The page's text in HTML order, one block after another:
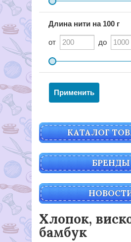
Длина нити на 100 г
от до
КАТАЛОГ
БРЕНДЫ
Хлопок,
бамбук